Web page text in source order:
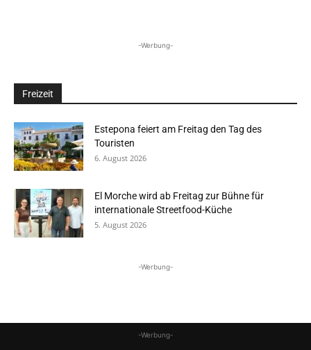
-Werbung-
Freizeit
Estepona feiert am Freitag den Tag des
Touristen
6. August 2026
El Morche wird ab Freitag zur Bühne für
internationale Streetfood-Küche
5. August 2026
-Werbung-
-Werbung-